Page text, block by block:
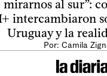
mirarnos al sur”:
intercambiaron
Uruguay y la
Por: Camila